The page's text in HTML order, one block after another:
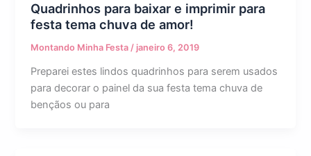
Quadrinhos para baixar e imprimir para
festa tema chuva de amor!
Montando Minha Festa/ janeiro 6, 2019
Preparei estes lindos quadrinhos para serem usados
para decorar o painel da sua festa tema chuva de
bençãos ou para